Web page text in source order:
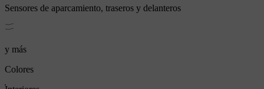
Sensores de aparcamiento, traseros y delanteros
y más
Colores